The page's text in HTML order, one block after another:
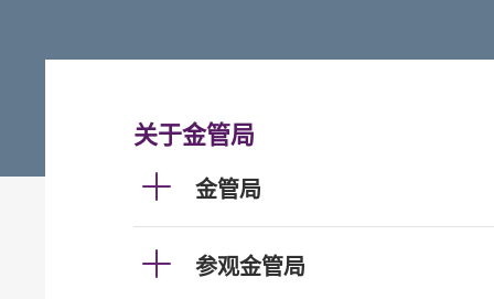
关于金管局
金管局
参观金管局